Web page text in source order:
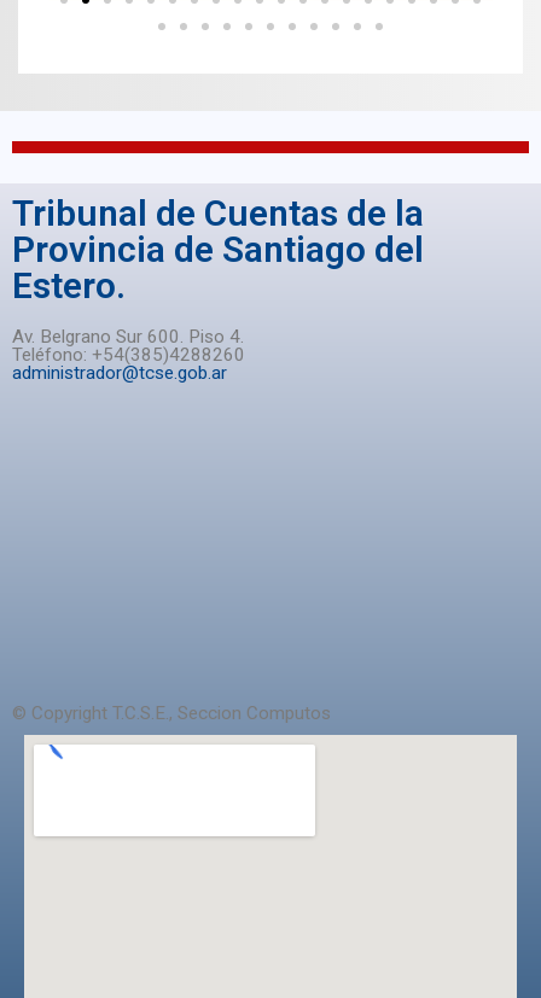
Tribunal de Cuentas de la
Provincia de Santiago del
Estero.
Av. Belgrano Sur 600. Piso 4.
Teléfono: +54(385)4288260
administrador@tcse.gob.ar
© Copyright T.C.S.E., Seccion Computos